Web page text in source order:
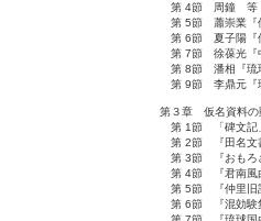
第 4節 周鐘 等『
第 5節 蕭崇業『
第 6節 夏子陽『
第 7節 徐葆光『
第 8節 潘相『琉
第 9節 李鼎元『
第３章 仮名資料の
第 1節 「碑文記
第 2節 『田名文
第 3節 『おもろ
第 4節 『君南風
第 5節 『仲里旧
第 6節 『混効験